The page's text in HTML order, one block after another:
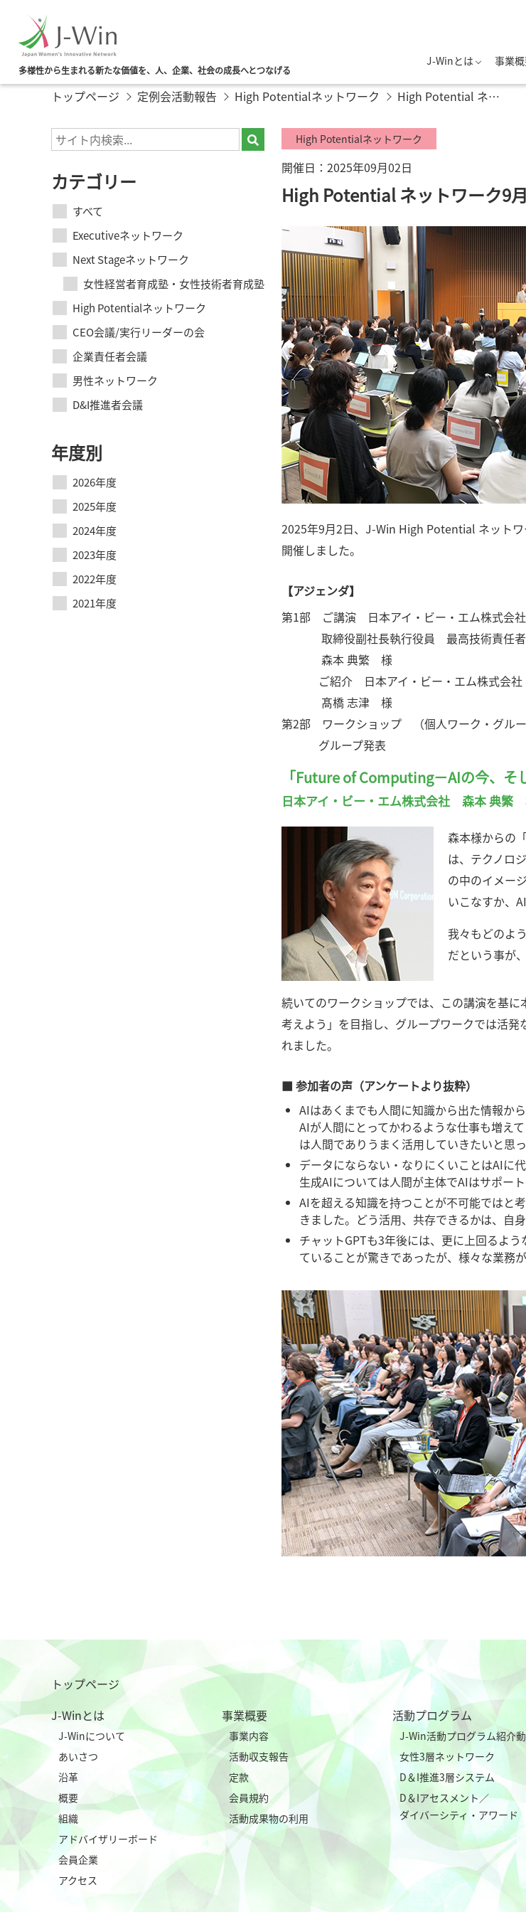
多様性から生まれる新たな価値を、人、企業、社会の成長へとつなげる
J-Winとは 事業
トップページ 定例会活動報告 High Potentialネットワーク High Potential ネットワーク9月度定例会を開催しました
High Potentialネットワーク
開催日：2025年09月02日
High Potential ネットワーク9
2025年9月2日、J-Win High Potential ネット
開催しました。
【アジェンダ】
第1部 ご講演 日本アイ・ビー・エム株式会社
取締役副社長執行役員 最高技術責任者
森本 典繁 様
ご紹介 日本アイ・ビー・エム株式会社（
髙橋 志津 様
第2部 ワークショップ （個人ワーク・グルー
グループ発表
「Future of Computing－AIの今、そ
日本アイ・ビー・エム株式会社 森本 典繁
森本様からの
は、テクノロ
の中のイメー
いこなすか、
我々もどのよ
だという事が
続いてのワークショップでは、この講演を基
考えよう」を目指し、グループワークでは活
れました。
■ 参加者の声（アンケートより抜粋）
AIはあくまでも人間に知識から出た情報か
AIが人間にとってかわるような仕事も増え
は人間でありうまく活用していきたいと思っ
データにならない・なりにくいことはAIに
生成AIについては人間が主体でAIはサポー
AIを超える知識を持つことが不可能ではと
きました。どう活用、共存できるかは、自
チャットGPTも3年後には、更に上回るよ
ていることが驚きであったが、様々な業務
カテゴリー
すべて
Executiveネットワーク
Next Stageネットワーク
女性経営者育成塾・女性技術者育成塾
High Potentialネットワーク
CEO会議/実行リーダーの会
企業責任者会議
男性ネットワーク
D&I推進者会議
年度別
2026年度
2025年度
2024年度
2023年度
2022年度
2021年度
トップページ
J-Winとは
J-Winについて
あいさつ
沿革
概要
組織
アドバイザリーボード
会員企業
アクセス
事業概要
事業内容
活動収支報告
定款
会員規約
活動成果物の利用
活動プログラム
J-Win活動プログラム紹介
女性3層ネットワーク
D＆I推進3層システム
D＆Iアセスメント／
ダイバーシティ・アワード